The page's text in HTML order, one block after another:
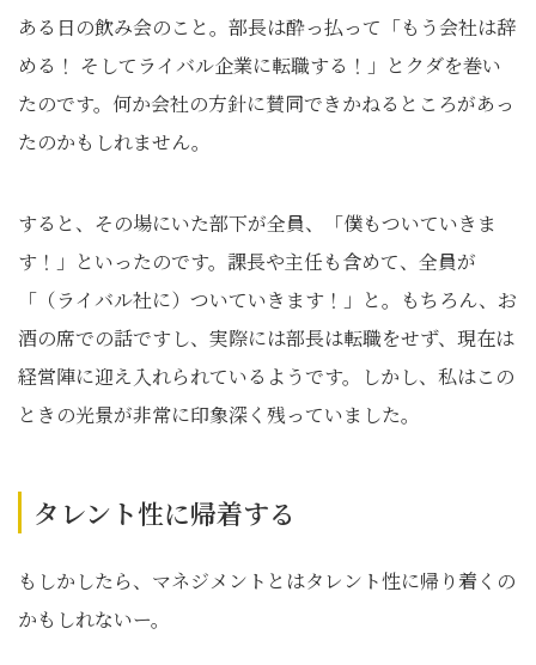
ある日の飲み会のこと。部長は酔っ払って「もう会社は辞
める！ そしてライバル企業に転職する！」とクダを巻い
たのです。何か会社の方針に賛同できかねるところがあっ
たのかもしれません。
すると、その場にいた部下が全員、「僕もついていきま
す！」といったのです。課長や主任も含めて、全員が
「（ライバル社に）ついていきます！」と。もちろん、お
酒の席での話ですし、実際には部長は転職をせず、現在は
経営陣に迎え入れられているようです。しかし、私はこの
ときの光景が非常に印象深く残っていました。
タレント性に帰着する
もしかしたら、マネジメントとはタレント性に帰り着くの
かもしれないー。